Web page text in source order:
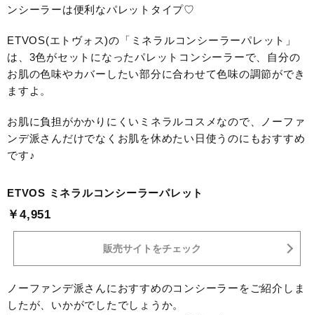
ンシーラーは便利なパレットタイプ♡
ETVOS(エトヴォス)の「ミネラルコンシーラーパレット」
は、3色がセットになったパレットコンシーラーで、自分の
お肌の色味やカバーしたい部分に合わせて色味の調節ができ
ますよ。
お肌に負担がかかりにくいミネラルコスメなので、ノーファ
ンデ派さんだけでなくお肌を休めたい日使うのにもおすすめ
です♪
ETVOS ミネラルコンシーラーパレット
￥4,951
販売サイトをチェック
ノーファンデ派さんにおすすめのコンシーラーをご紹介しま
したが、いかがでしたでしょうか。